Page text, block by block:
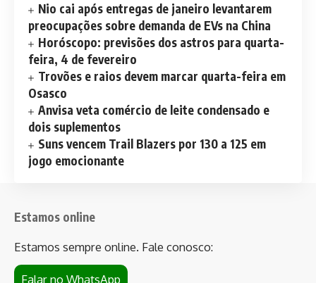
Nio cai após entregas de janeiro levantarem
preocupações sobre demanda de EVs na China
Horóscopo: previsões dos astros para quarta-
feira, 4 de fevereiro
Trovões e raios devem marcar quarta-feira em
Osasco
Anvisa veta comércio de leite condensado e
dois suplementos
Suns vencem Trail Blazers por 130 a 125 em
jogo emocionante
Estamos online
Estamos sempre online. Fale conosco:
Falar no WhatsApp